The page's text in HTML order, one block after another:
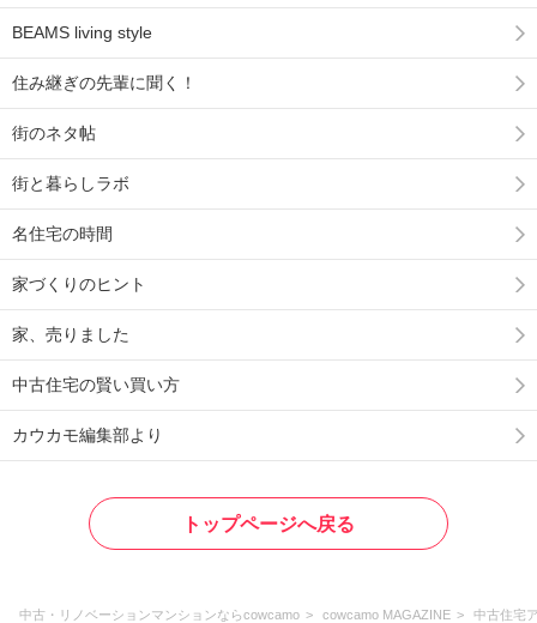
BEAMS living style
住み継ぎの先輩に聞く！
街のネタ帖
街と暮らしラボ
名住宅の時間
家づくりのヒント
家、売りました
中古住宅の賢い買い方
カウカモ編集部より
トップページへ戻る
中古・リノベーションマンションならcowcamo cowcamo MAGAZINE 中古住宅